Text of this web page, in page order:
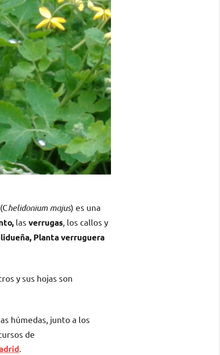
helidonium majus) es una
las verrugas, los callos y
Planta verruguera
y sus hojas son
húmedas, junto a los
de
.